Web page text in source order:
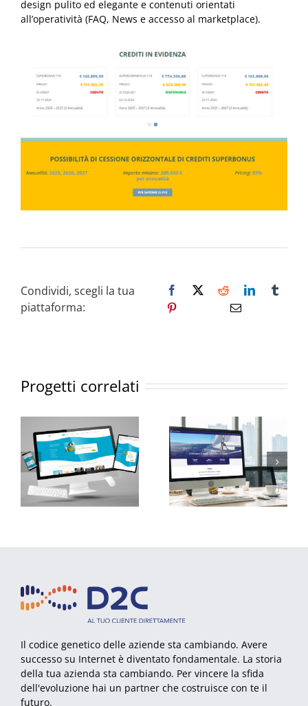
design pulito ed elegante e contenuti orientati
all’operatività (FAQ, News e accesso al marketplace).
Condividi, scegli la tua
piattaforma:
Progetti correlati
Il codice genetico delle aziende sta cambiando. Avere
successo su Internet è diventato fondamentale. La storia
della tua azienda sta cambiando. Per vincere la sfida
dell'evoluzione hai un partner che costruisce con te il
futuro.